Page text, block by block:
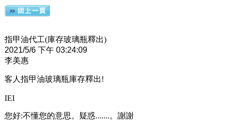
指甲油代工(庫存玻璃瓶釋出)
2021/5/6 下午 03:24:09
李美惠
客人指甲油玻璃瓶庫存釋出!
IEI
您好:不懂您的意思。疑惑.......。謝謝